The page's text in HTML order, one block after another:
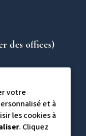
des offices)
des offices)
10h00
votre
et à
les cookies à
. Cliquez